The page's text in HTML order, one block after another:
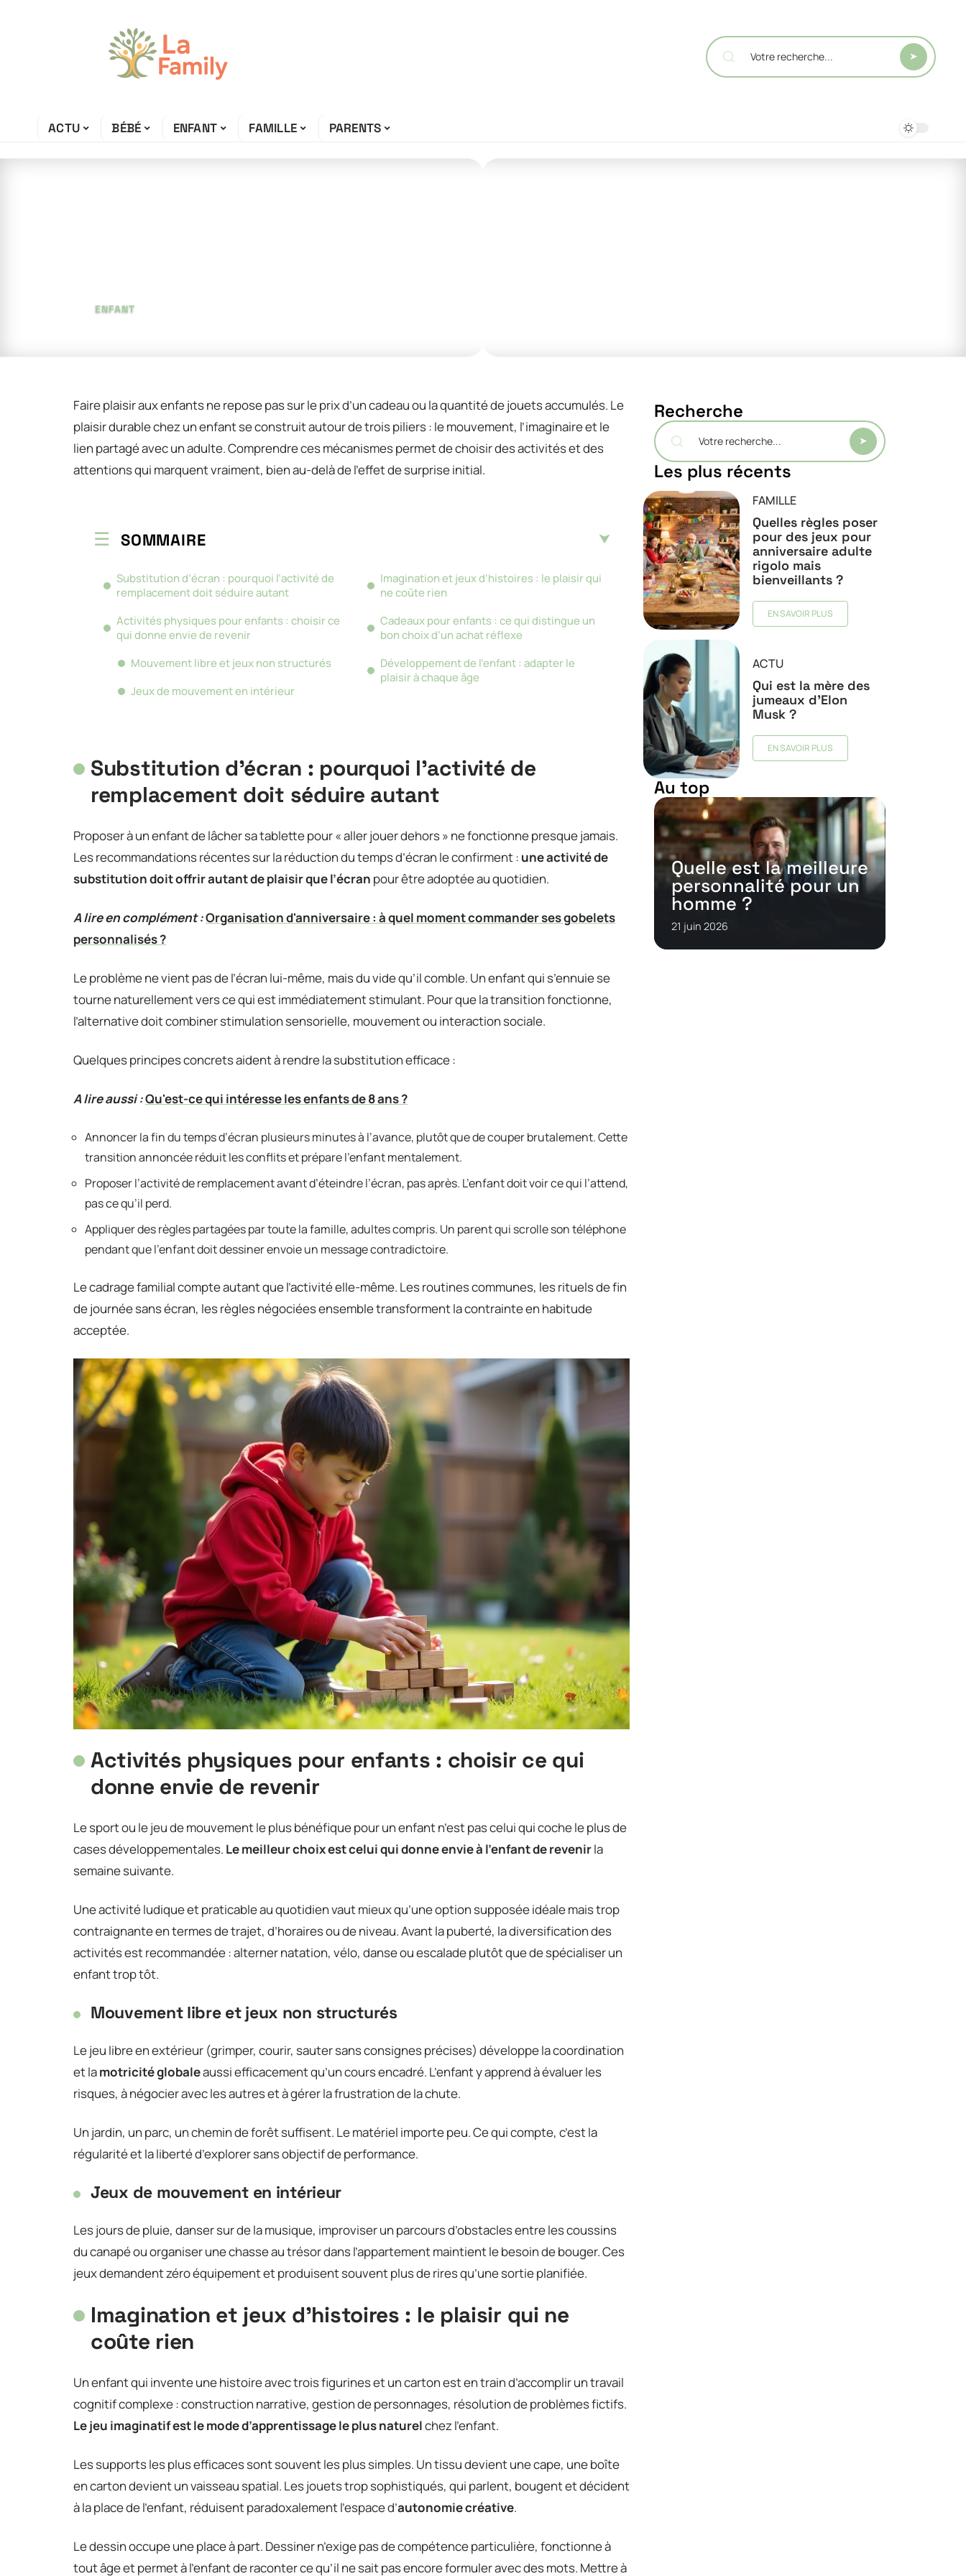
ACTU BÉBÉ ENFANT FAMILLE PARENTS
ENFANT
Faire plaisir aux enfants ne repose pas sur le prix d’un cadeau ou la quantité de jouets accumulés. Le
plaisir durable chez un enfant se construit autour de trois piliers : le mouvement, l’imaginaire et le
lien partagé avec un adulte. Comprendre ces mécanismes permet de choisir des activités et des
attentions qui marquent vraiment, bien au-delà de l’effet de surprise initial.
SOMMAIRE
Substitution d’écran : pourquoi l’activité de
remplacement doit séduire autant
Activités physiques pour enfants : choisir ce
qui donne envie de revenir
Mouvement libre et jeux non structurés
Jeux de mouvement en intérieur
Imagination et jeux d’histoires : le plaisir qui
ne coûte rien
Cadeaux pour enfants : ce qui distingue un
bon choix d’un achat réflexe
Développement de l’enfant : adapter le
plaisir à chaque âge
Substitution d’écran : pourquoi l’activité de
remplacement doit séduire autant
Proposer à un enfant de lâcher sa tablette pour « aller jouer dehors » ne fonctionne presque jamais.
Les recommandations récentes sur la réduction du temps d’écran le confirment : une activité de
substitution doit offrir autant de plaisir que l’écran pour être adoptée au quotidien.
A lire en complément :Organisation d'anniversaire : à quel moment commander ses gobelets
personnalisés ?
Le problème ne vient pas de l’écran lui-même, mais du vide qu’il comble. Un enfant qui s’ennuie se
tourne naturellement vers ce qui est immédiatement stimulant. Pour que la transition fonctionne,
l’alternative doit combiner stimulation sensorielle, mouvement ou interaction sociale.
Quelques principes concrets aident à rendre la substitution efficace :
A lire aussi :Qu'est-ce qui intéresse les enfants de 8 ans ?
Annoncer la fin du temps d’écran plusieurs minutes à l’avance, plutôt que de couper brutalement. Cette
transition annoncée réduit les conflits et prépare l’enfant mentalement.
Proposer l’activité de remplacement avant d’éteindre l’écran, pas après. L’enfant doit voir ce qui l’attend,
pas ce qu’il perd.
Appliquer des règles partagées par toute la famille, adultes compris. Un parent qui scrolle son téléphone
pendant que l’enfant doit dessiner envoie un message contradictoire.
Le cadrage familial compte autant que l’activité elle-même. Les routines communes, les rituels de fin
de journée sans écran, les règles négociées ensemble transforment la contrainte en habitude
acceptée.
Activités physiques pour enfants : choisir ce qui
donne envie de revenir
Le sport ou le jeu de mouvement le plus bénéfique pour un enfant n’est pas celui qui coche le plus de
cases développementales. Le meilleur choix est celui qui donne envie à l’enfant de revenirla
semaine suivante.
Une activité ludique et praticable au quotidien vaut mieux qu’une option supposée idéale mais trop
contraignante en termes de trajet, d’horaires ou de niveau. Avant la puberté, la diversification des
activités est recommandée : alterner natation, vélo, danse ou escalade plutôt que de spécialiser un
enfant trop tôt.
Mouvement libre et jeux non structurés
Le jeu libre en extérieur (grimper, courir, sauter sans consignes précises) développe la coordination
et lamotricité globaleaussi efficacement qu’un cours encadré. L’enfant y apprend à évaluer les
risques, à négocier avec les autres et à gérer la frustration de la chute.
Un jardin, un parc, un chemin de forêt suffisent. Le matériel importe peu. Ce qui compte, c’est la
régularité et la liberté d’explorer sans objectif de performance.
Jeux de mouvement en intérieur
Les jours de pluie, danser sur de la musique, improviser un parcours d’obstacles entre les coussins
du canapé ou organiser une chasse au trésor dans l’appartement maintient le besoin de bouger. Ces
jeux demandent zéro équipement et produisent souvent plus de rires qu’une sortie planifiée.
Imagination et jeux d’histoires : le plaisir qui ne
coûte rien
Un enfant qui invente une histoire avec trois figurines et un carton est en train d’accomplir un travail
cognitif complexe : construction narrative, gestion de personnages, résolution de problèmes fictifs.
Le jeu imaginatif est le mode d’apprentissage le plus naturelchez l’enfant.
Les supports les plus efficaces sont souvent les plus simples. Un tissu devient une cape, une boîte
en carton devient un vaisseau spatial. Les jouets trop sophistiqués, qui parlent, bougent et décident
à la place de l’enfant, réduisent paradoxalement l’espace d’autonomie créative.
Le dessin occupe une place à part. Dessiner n’exige pas de compétence particulière, fonctionne à
tout âge et permet à l’enfant de raconter ce qu’il ne sait pas encore formuler avec des mots. Mettre à
Recherche
Les plus récents
FAMILLE
Quelles règles poser
pour des jeux pour
anniversaire adulte
rigolo mais
bienveillants ?
EN SAVOIR PLUS
ACTU
Qui est la mère des
jumeaux d’Elon
Musk ?
EN SAVOIR PLUS
Au top
Quelle est la meilleure
personnalité pour un
homme ?
21 juin 2026